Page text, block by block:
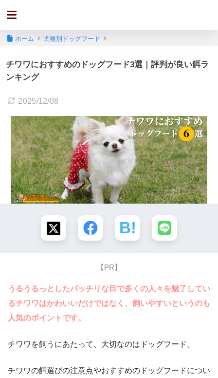
ホーム 犬種別ドッグフード
チワワにおすすめのドッグフード3選｜評判が良い餌ラ
ンキング
2025/12/08
【PR】
うるうるっとしたパッチリな目で多くの人々を魅了してい
るチワワはかわいいだけではなく、飼いやすいというのも
人気のポイントです。
チワワを飼うにあたって、大切なのはドッグフード。
チワワの餌選びの注意点やおすすめのドッグフードについ